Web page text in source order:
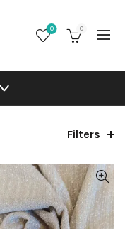
0 0
Filters